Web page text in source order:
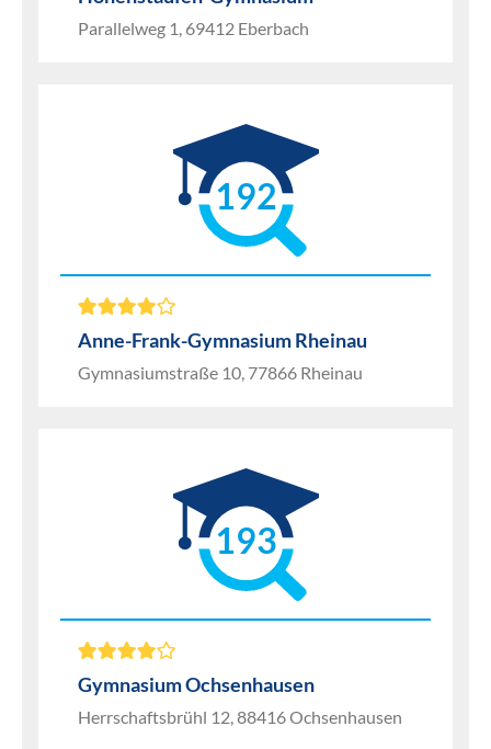
Parallelweg 1, 69412 Eberbach
192
Anne-Frank-Gymnasium Rheinau
Gymnasiumstraße 10, 77866 Rheinau
193
Gymnasium Ochsenhausen
Herrschaftsbrühl 12, 88416 Ochsenhausen